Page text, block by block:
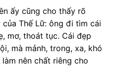
ấy cũng cho thấy rõ
Thế Lữ: ông đi tìm cái
mơ, thoát tục. Cái đẹp
mà mảnh, trong, xa, khó
nên chất riêng cho